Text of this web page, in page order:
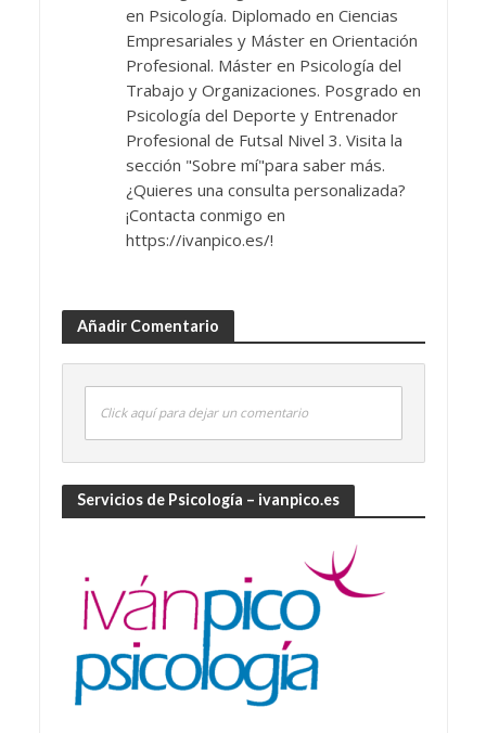
en Psicología. Diplomado en Ciencias
Empresariales y Máster en Orientación
Profesional. Máster en Psicología del
Trabajo y Organizaciones. Posgrado en
Psicología del Deporte y Entrenador
Profesional de Futsal Nivel 3. Visita la
sección "Sobre mí"para saber más.
¿Quieres una consulta personalizada?
¡Contacta conmigo en
https://ivanpico.es/!
Añadir Comentario
Click aquí para dejar un comentario
Servicios de Psicología – ivanpico.es